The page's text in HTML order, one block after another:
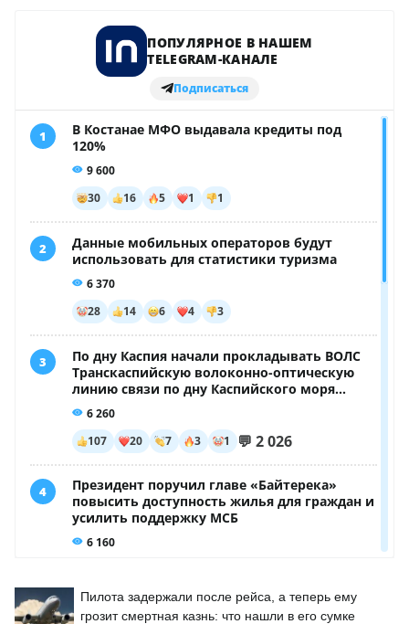
Пилота задержали после рейса, а теперь ему
грозит смертная казнь: что нашли в его сумке